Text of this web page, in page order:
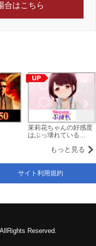
合はこちら
茉莉花ちゃんの好感度
はぶっ壊れている...
もっと見る
Reserved.
サイト利用規約